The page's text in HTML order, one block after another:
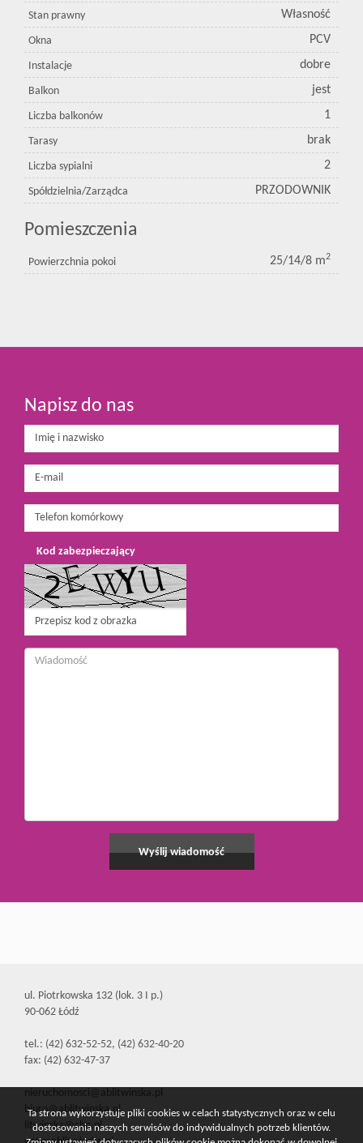
Stan prawny Własność
Okna PCV
Instalacje dobre
Balkon jest
Liczba balkonów 1
Tarasy brak
Liczba sypialni 2
Spółdzielnia/Zarządca PRZODOWNIK
Pomieszczenia
Powierzchnia pokoi 25/14/8 m2
Napisz do nas
Kod zabezpieczający
ul. Piotrkowska 132 (lok. 3 I p.)
90-062 Łódź
tel.: (42) 632-52-52, (42) 632-40-20
fax: (42) 632-47-37
nieruchomosci@ablitwinska.pl
biuro@ablitwinska.pl
litwinska@cbn.pl
Ta strona wykorzystuje pliki cookies w celach statystycznych oraz w celu
dostosowania naszych serwisów do indywidualnych potrzeb klientów.